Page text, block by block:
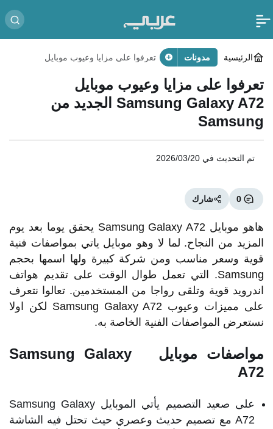
الرئيسية مدونات
تعرفوا على مزايا وعيوب موبايل
تعرفوا على مزايا وعيوب موبايل
Samsung Galaxy A72 الجديد من
Samsung
تم التحديث في 2026/03/20
0 شارك
هاهو موبايل Samsung Galaxy A72 يحقق يوما بعد يوم
المزيد من النجاح. لما لا وهو موبايل ياتي بمواصفات فنية
قوية وسعر مناسب ومن شركة كبيرة ولها اسمها بحجم
Samsung. التي تعمل طوال الوقت على تقديم هواتف
اندرويد قوية وتلقى رواجا من المستخدمين. تعالوا نتعرف
على مميزات وعيوب Samsung Galaxy A72 لكن اولا
نستعرض المواصفات الفنية الخاصة به.
مواصفات موبايل Samsung Galaxy
A72
على صعيد التصميم يأتي الموبايل Samsung Galaxy
A72 مع تصميم حديث وعصري حيث تحتل فيه الشاشة